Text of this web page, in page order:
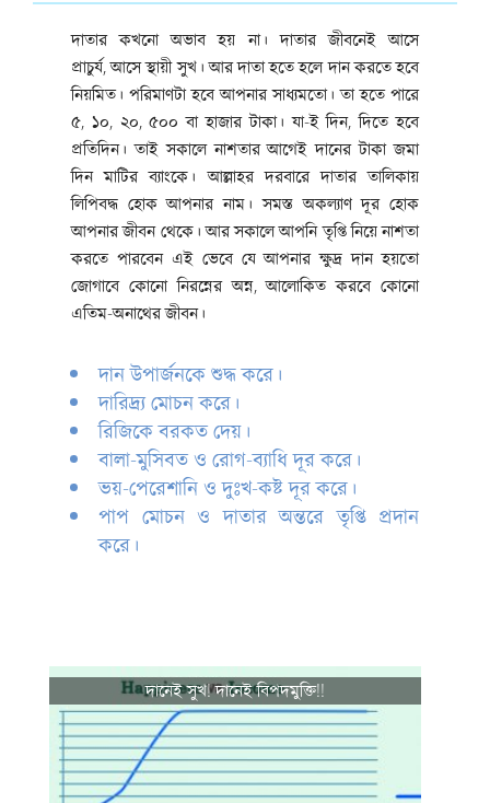
দাতার কখনো অভাব হয় না। দাতার জীবনেই আসে
প্রাচুর্য, আসে স্থায়ী সুখ। আর দাতা হতে হলে দান করতে হবে
নিয়মিত। পরিমাণটা হবে আপনার সাধ্যমতো। তা হতে পারে
৫, ১০, ২০, ৫০০ বা হাজার টাকা। যা-ই দিন, দিতে হবে
প্রতিদিন। তাই সকালে নাশতার আগেই দানের টাকা জমা
দিন মাটির ব্যাংকে। আল্লাহর দরবারে দাতার তালিকায়
লিপিবদ্ধ হোক আপনার নাম। সমস্ত অকল্যাণ দূর হোক
আপনার জীবন থেকে। আর সকালে আপনি তৃপ্তি নিয়ে নাশতা
করতে পারবেন এই ভেবে যে আপনার ক্ষুদ্র দান হয়তো
জোগাবে কোনো নিরন্নের অন্ন, আলোকিত করবে কোনো
এতিম-অনাথের জীবন।
দান উপার্জনকে শুদ্ধ করে।
দারিদ্র্য মোচন করে।
রিজিকে বরকত দেয়।
বালা-মুসিবত ও রোগ-ব্যাধি দূর করে।
ভয়-পেরেশানি ও দুঃখ-কষ্ট দূর করে।
পাপ মোচন ও দাতার অন্তরে তৃপ্তি প্রদান
করে।
দানেই সুখ! দানেই বিপদমুক্তি!!